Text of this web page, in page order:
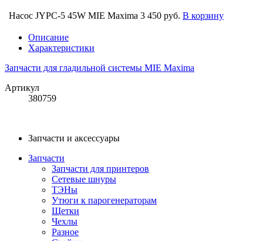
Насос JYPC-5 45W MIE Maxima 3 450 руб. В корзину
Описание
Характеристики
Запчасти для гладильной системы MIE Maxima
Артикул
380759
Запчасти и аксессуары
Запчасти
Запчасти для принтеров
Сетевые шнуры
ТЭНы
Утюги к парогенераторам
Щетки
Чехлы
Разное